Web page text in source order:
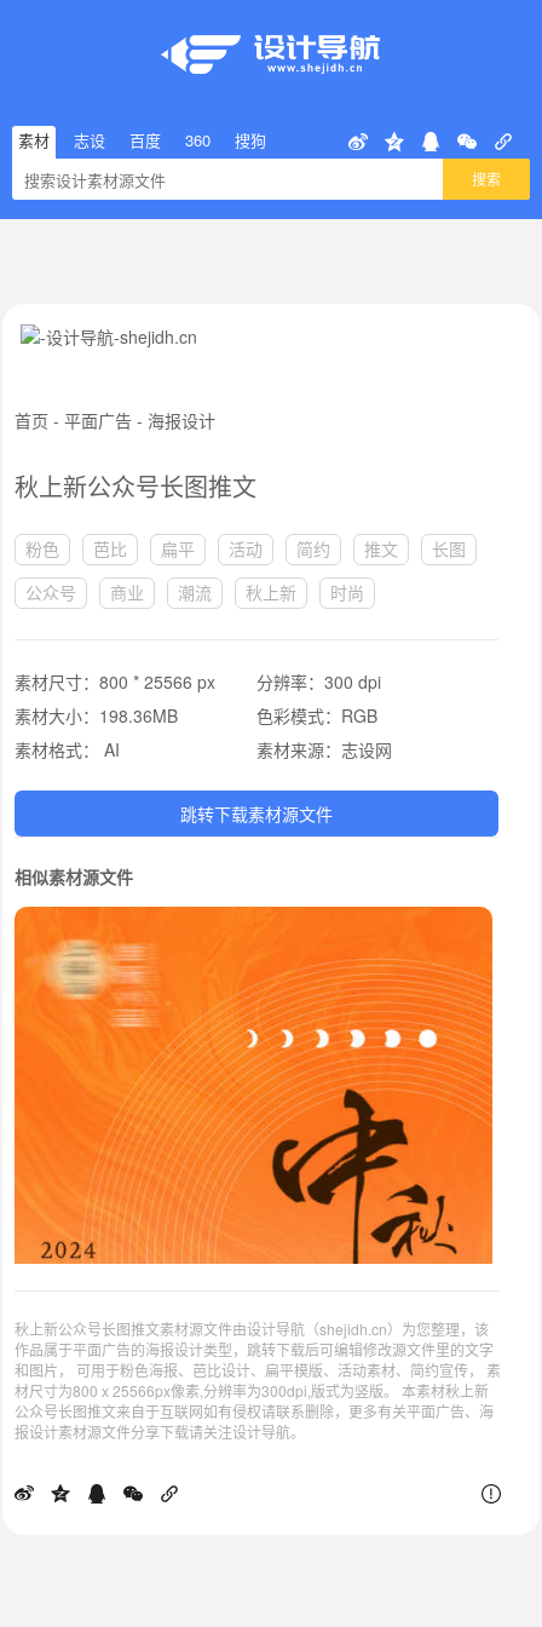
素材 志设 百度 360 搜狗
搜索
首页 - 平面广告 - 海报设计
秋上新公众号长图推文
粉色 芭比 扁平 活动 简约 推文
长图
公众号
商业 潮流 秋上新 时尚
素材尺寸： 800 * 25566 px 分辨率： 300 dpi
素材大小： 198.36MB 色彩模式： RGB
素材格式：
AI 素材来源： 志设网
跳转下载素材源文件
相似素材源文件
秋上新公众号长图推文素材源文件由设计导航（shejidh.cn）为您整理，该
作品属于平面广告的海报设计类型，跳转下载后可编辑修改源文件里的文字
和图片， 可用于粉色海报、芭比设计、扁平模版、活动素材、简约宣传， 素
材尺寸为800 x 25566px像素,分辨率为300dpi,版式为竖版。 本素材秋上新
公众号长图推文来自于互联网如有侵权请联系删除，更多有关平面广告、海
报设计素材源文件分享下载请关注设计导航。